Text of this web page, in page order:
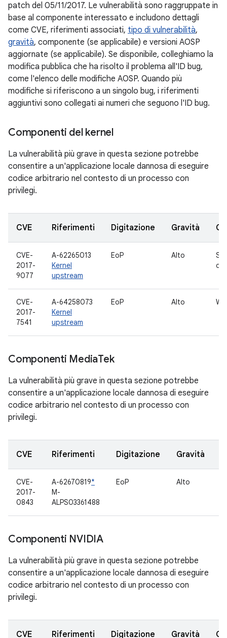
patch del 05/11/2017. Le vulnerabilità sono raggruppate in
base al componente interessato e includono dettagli
come CVE, riferimenti associati, tipo di vulnerabilità,
gravità, componente (se applicabile) e versioni AOSP
aggiornate (se applicabile). Se disponibile, colleghiamo la
modifica pubblica che ha risolto il problema all'ID bug,
come l'elenco delle modifiche AOSP. Quando più
modifiche si riferiscono a un singolo bug, i riferimenti
aggiuntivi sono collegati ai numeri che seguono l'ID bug.
Componenti del kernel
La vulnerabilità più grave in questa sezione potrebbe
consentire a un'applicazione locale dannosa di eseguire
codice arbitrario nel contesto di un processo con
privilegi.
CVE Riferimenti Digitazione Gravità
CVE-
2017-
9077
A-62265013
Kernel
upstream
EoP Alto
di
CVE-
2017-
7541
A-64258073
Kernel
upstream
EoP Alto
Componenti MediaTek
La vulnerabilità più grave in questa sezione potrebbe
consentire a un'applicazione locale dannosa di eseguire
codice arbitrario nel contesto di un processo con
privilegi.
CVE Riferimenti Digitazione Gravità
CVE-
2017-
0843
A-62670819*
M-
ALPS03361488
EoP Alto
Componenti NVIDIA
La vulnerabilità più grave in questa sezione potrebbe
consentire a un'applicazione locale dannosa di eseguire
codice arbitrario nel contesto di un processo con
privilegi.
CVE Riferimenti Digitazione Gravità